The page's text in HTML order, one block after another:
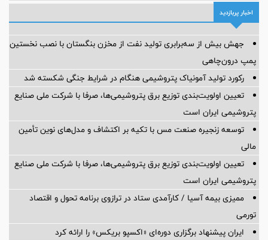
اخبار پربازدید
جهش بیش از سه‌برابری تولید نفت از مخزن بنگستان با نصب نخستین
پمپ درون‌چاهی
رکورد تولید آمونیاک پتروشیمی هنگام در شرایط جنگی شکسته شد
تعیین اولویت‌بندی توزیع برق پتروشیمی‌ها، صرفا با شرکت ملی صنایع
پتروشیمی ایران است
توسعه زنجیره صنعت مس با تکیه بر اکتشاف و مدل‌های نوین تأمین
مالی
تعیین اولویت‌بندی توزیع برق پتروشیمی‌ها، صرفا با شرکت ملی صنایع
پتروشیمی ایران است
ممیزی بیمه آسیا / کارآمدی ستاد در ترازوی برنامه تحول و اقتصاد
تورمی
ایران پیشنهاد برگزاری دوره‌ای «اکسپو بریکس» را ارائه کرد